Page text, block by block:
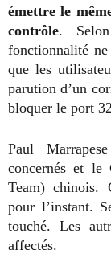
émettre le
contrôle.
fonctionnalité
que les
parution d’un
bloquer le port
Paul
concernés et le
Team) chinois.
pour l’instant.
touché. Les
affectés.